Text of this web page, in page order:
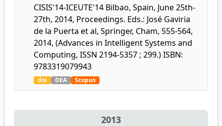
CISIS'14-ICEUTE'14 Bilbao, Spain, June 25th-
27th, 2014, Proceedings. Eds.: José Gaviria
de la Puerta et al, Springer, Cham, 555-564,
2014, (Advances in Intelligent Systems and
Computing, ISSN 2194-5357 ; 299.) ISBN:
9783319079943
doi DEA Scopus
2013